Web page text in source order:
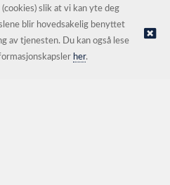
AS |Nettbutikk levert av Kréatif
slik at vi kan yte deg
blir hovedsakelig benyttet
av tjenesten. Du kan også lese
her.